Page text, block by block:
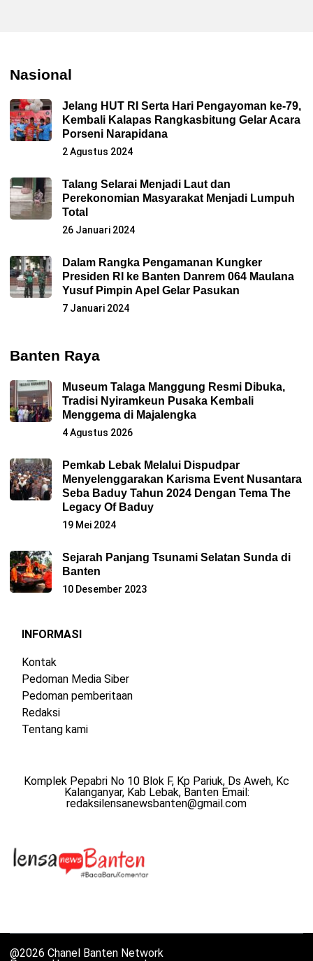
Nasional
Jelang HUT RI Serta Hari Pengayoman ke-79,
Kembali Kalapas Rangkasbitung Gelar Acara
Porseni Narapidana
2 Agustus 2024
Talang Selarai Menjadi Laut dan
Perekonomian Masyarakat Menjadi Lumpuh
Total
26 Januari 2024
Dalam Rangka Pengamanan Kungker
Presiden RI ke Banten Danrem 064 Maulana
Yusuf Pimpin Apel Gelar Pasukan
7 Januari 2024
Banten Raya
Museum Talaga Manggung Resmi Dibuka,
Tradisi Nyiramkeun Pusaka Kembali
Menggema di Majalengka
4 Agustus 2026
Pemkab Lebak Melalui Dispudpar
Menyelenggarakan Karisma Event Nusantara
Seba Baduy Tahun 2024 Dengan Tema The
Legacy Of Baduy
19 Mei 2024
Sejarah Panjang Tsunami Selatan Sunda di
Banten
10 Desember 2023
INFORMASI
Kontak
Pedoman Media Siber
Pedoman pemberitaan
Redaksi
Tentang kami
Komplek Pepabri No 10 Blok F, Kp Pariuk, Ds Aweh, Kc
Kalanganyar, Kab Lebak, Banten Email:
redaksilensanewsbanten@gmail.com
@2026 Chanel Banten Network